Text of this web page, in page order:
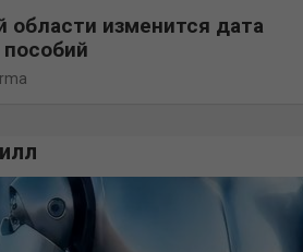
области изменится дата